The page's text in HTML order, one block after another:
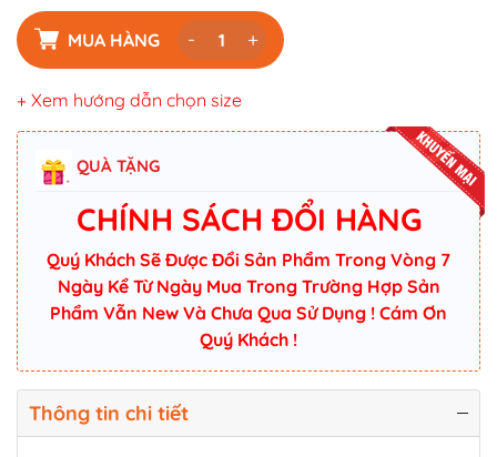
MUA HÀNG - +
+ Xem hướng dẫn chọn size
QUÀ TẶNG
CHÍNH SÁCH ĐỔI HÀNG
Quý Khách Sẽ Được Đổi Sản Phẩm Trong Vòng 7
Ngày Kể Từ Ngày Mua Trong Trường Hợp Sản
Phẩm Vẫn New Và Chưa Qua Sử Dụng ! Cám Ơn
Quý Khách !
Thông tin chi tiết